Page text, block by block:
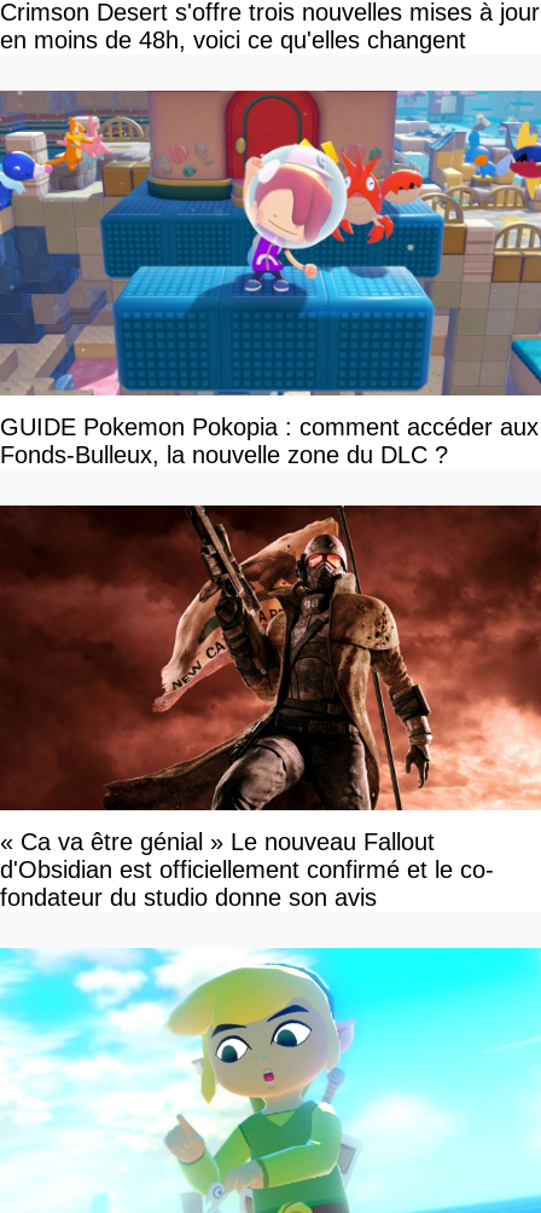
Crimson Desert s'offre trois nouvelles mises à jour
en moins de 48h, voici ce qu'elles changent
GUIDE Pokemon Pokopia : comment accéder aux
Fonds-Bulleux, la nouvelle zone du DLC ?
« Ca va être génial » Le nouveau Fallout
d'Obsidian est officiellement confirmé et le co-
fondateur du studio donne son avis